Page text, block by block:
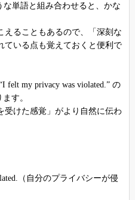
な単語と組み合わせると、かな
えることもあるので、「深刻な
ている点も覚えておくと便利で
felt my privacy was violated.” の
す。
受けた感覚」がより自然に伝わ
（自分のプライバシーが侵